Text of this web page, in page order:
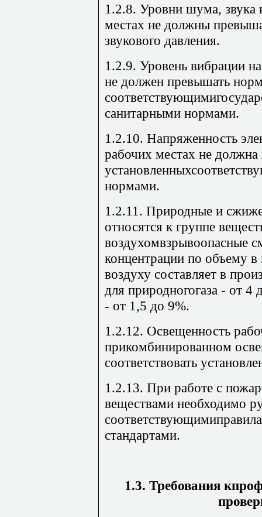
1.2.8. Уровни шума, звука
местах не должны
звукового давления.
1.2.9. Уровень вибрации
не должен превышать
санитарными нормами.
1.2.10. Напряженность
рабочих местах не
нормами.
1.2.11. Природные и
относятся к группе
воздухомвзрывоопасные
концентрации по объему
воздуху составляет в
для природногогаза - от 4
- от 1,5 до 9%.
1.2.12. Освещенность
прикомбинированном
соответствовать
1.2.13. При работе с
веществами необходимо
стандартами.
1.3. Требования